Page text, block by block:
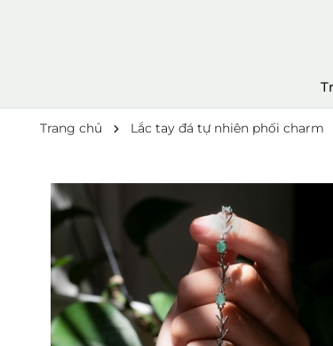
Trang chủ Lắc tay đá tự nhiên phối charm